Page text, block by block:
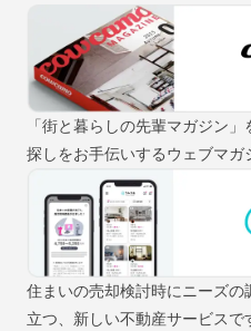
「街と暮らしの先輩マガジン
探しをお手伝いするウェブマガ
住まいの売却検討時にニーズ
立つ、新しい不動産サービスで